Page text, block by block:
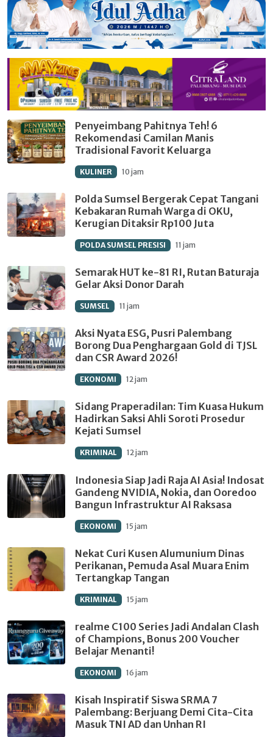
Penyeimbang Pahitnya Teh! 6
Rekomendasi Camilan Manis
Tradisional Favorit Keluarga
KULINER 10 jam
Polda Sumsel Bergerak Cepat Tangani
Kebakaran Rumah Warga di OKU,
Kerugian Ditaksir Rp100 Juta
POLDA SUMSEL PRESISI 11 jam
Semarak HUT ke-81 RI, Rutan Baturaja
Gelar Aksi Donor Darah
SUMSEL 11 jam
Aksi Nyata ESG, Pusri Palembang
Borong Dua Penghargaan Gold di TJSL
dan CSR Award 2026!
EKONOMI 12 jam
Sidang Praperadilan: Tim Kuasa Hukum
Hadirkan Saksi Ahli Soroti Prosedur
Kejati Sumsel
KRIMINAL 12 jam
Indonesia Siap Jadi Raja AI Asia! Indosat
Gandeng NVIDIA, Nokia, dan Ooredoo
Bangun Infrastruktur AI Raksasa
EKONOMI 15 jam
Nekat Curi Kusen Alumunium Dinas
Perikanan, Pemuda Asal Muara Enim
Tertangkap Tangan
KRIMINAL 15 jam
realme C100 Series Jadi Andalan Clash
of Champions, Bonus 200 Voucher
Belajar Menanti!
EKONOMI 16 jam
‎Kisah Inspiratif Siswa SRMA 7
Palembang: Berjuang Demi Cita-Cita
Masuk TNI AD dan Unhan RI